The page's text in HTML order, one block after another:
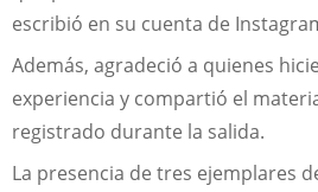
escribió en su cuenta de
Además, agradeció a quienes
experiencia y compartió el
registrado durante la salida.
La presencia de tres ejemplares